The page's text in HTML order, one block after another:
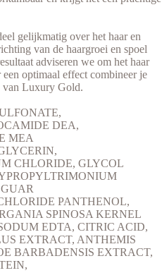
gelijkmatig over het haar en
van de haargroei en spoel
adviseren we om het haar
optimaal effect combineer je
van Luxury Gold.
DEA,
MEA
CHLORIDE, GLYCOL
PANTHENOL,
SPINOSA KERNEL
EDTA, CITRIC ACID,
EXTRACT, ANTHEMIS
BARBADENSIS EXTRACT,